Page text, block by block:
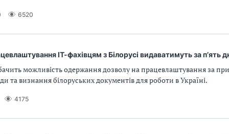
6520
ІТ-фахівцям з Білорусі видаватимуть за п’ять
можливість одержання дозволу на працевлаштування за
та визнання білоруських документів для роботи в Україні.
4175